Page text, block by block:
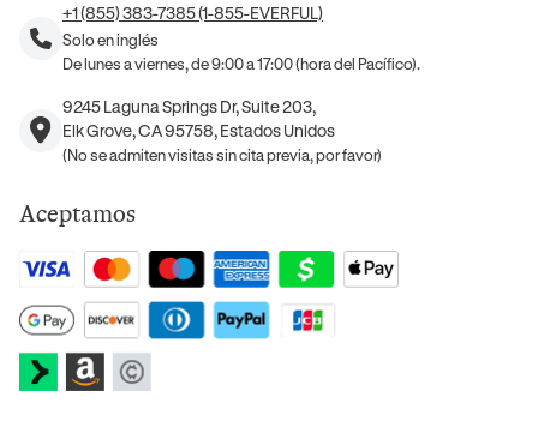
+1 (855) 383-7385 (1-855-EVERFUL)
Solo en inglés
De lunes a viernes, de 9:00 a 17:00 (hora del Pacífico).
9245 Laguna Springs Dr, Suite 203,
Elk Grove, CA 95758, Estados Unidos
(No se admiten visitas sin cita previa, por favor)
Aceptamos